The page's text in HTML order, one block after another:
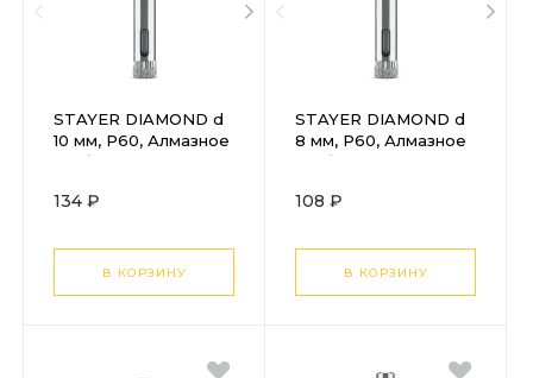
STAYER DIAMOND d
10 мм, Р60, Алмазное
трубчатое сверло
134 ₽
В КОРЗИНУ
STAYER DIAMOND d
8 мм, Р60, Алмазное
трубчатое сверло
108 ₽
В КОРЗИНУ